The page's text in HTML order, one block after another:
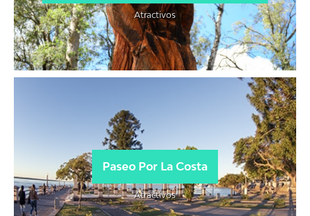
Atractivos
Paseo Por La Costa
Atractivos